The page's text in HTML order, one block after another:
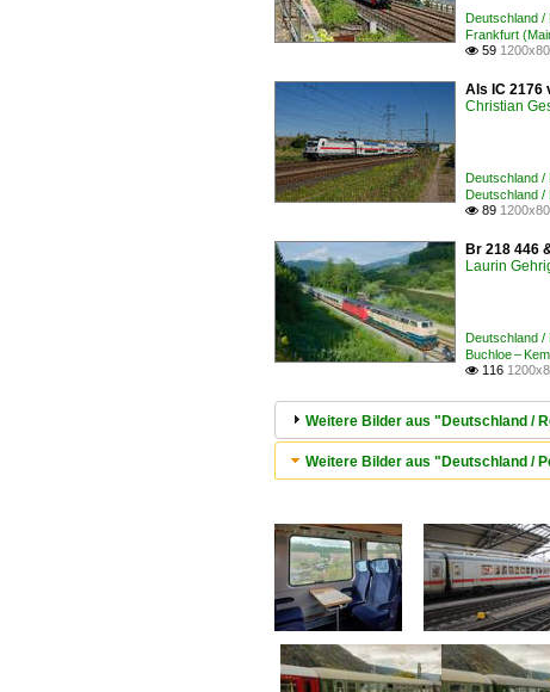
Deutschland
Frankfurt
 59
Als IC 2176
Christian
Deutschland
Deutschland
 89
Br 218 446
Laurin
Deutschland
Buchloe –
 116
Weitere Bilder aus "Deutschland /
Weitere Bilder aus "Deutschland /